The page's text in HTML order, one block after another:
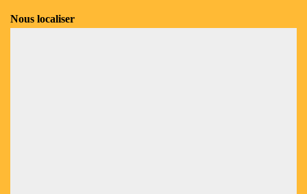
Nous localiser